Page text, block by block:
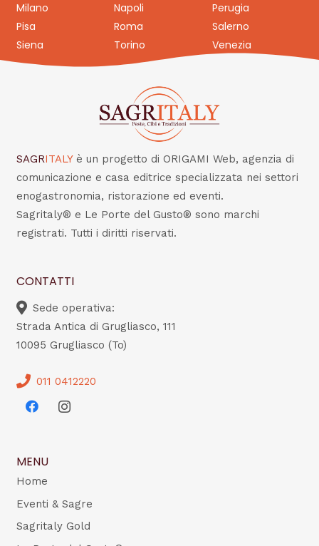
Milano
Napoli
Perugia
Pisa
Roma
Salerno
Siena
Torino Venezia
SAGRITALY è un progetto di ORIGAMI Web, agenzia di
comunicazione e casa editrice specializzata nei settori
enogastronomia, ristorazione ed eventi.
Sagritaly® e Le Porte del Gusto® sono marchi
registrati. Tutti i diritti riservati.
CONTATTI
Sede operativa:
Strada Antica di Grugliasco, 111
10095 Grugliasco (To)
011 0412220
MENU
Home
Eventi & Sagre
Sagritaly Gold